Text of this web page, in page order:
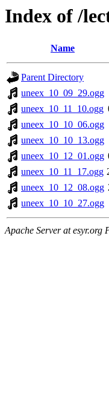
Index of /
Name
Parent Directory
uneex_10_09_29.ogg
uneex_10_11_10.ogg
uneex_10_10_06.ogg
uneex_10_10_13.ogg
uneex_10_12_01.ogg
uneex_10_11_17.ogg
uneex_10_12_08.ogg
uneex_10_10_27.ogg
Apache Server at esyr.org